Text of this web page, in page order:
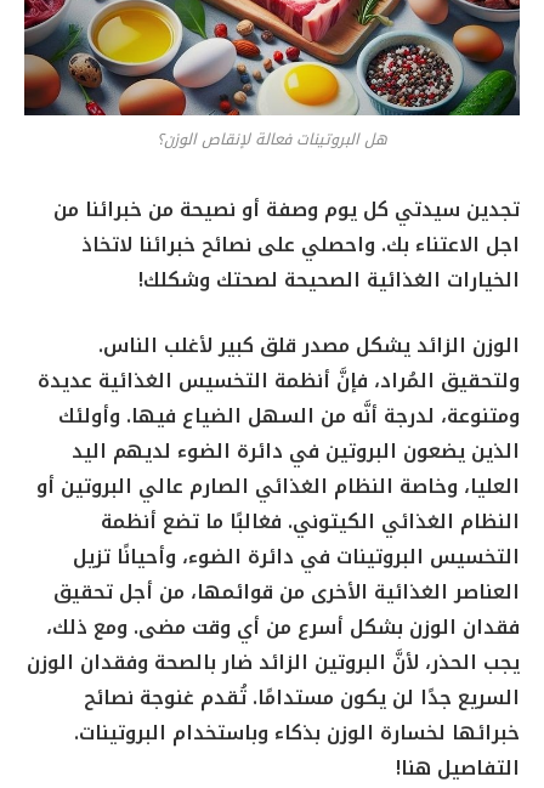
هل البروتينات فعالة لإنقاص الوزن؟
تجدين سيدتي كل يوم وصفة أو نصيحة من خبرائنا من
اجل الاعتناء بك. واحصلي على نصائح خبرائنا لاتخاذ
الخيارات الغذائية الصحيحة لصحتك وشكلك!
الوزن الزائد يشكل مصدر قلق كبير لأغلب الناس.
ولتحقيق المُراد، فإنَّ أنظمة التخسيس الغذائية عديدة
ومتنوعة، لدرجة أنَّه من السهل الضياع فيها. وأولئك
الذين يضعون البروتين في دائرة الضوء لديهم اليد
العليا، وخاصة النظام الغذائي الصارم عالي البروتين أو
النظام الغذائي الكيتوني. فغالبًا ما تضع أنظمة
التخسيس البروتينات في دائرة الضوء، وأحيانًا تزيل
العناصر الغذائية الأخرى من قوائمها، من أجل تحقيق
فقدان الوزن بشكل أسرع من أي وقت مضى. ومع ذلك،
يجب الحذر، لأنَّ البروتين الزائد ضار بالصحة وفقدان الوزن
السريع جدًا لن يكون مستدامًا. تُقدم غنوجة نصائح
خبرائها لخسارة الوزن بذكاء وباستخدام البروتينات.
التفاصيل هنا!